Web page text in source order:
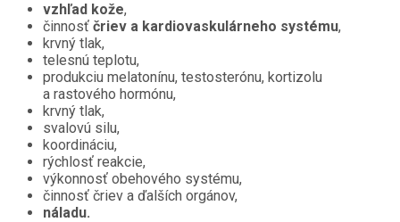
vzhľad kože,
činnosť čriev a kardiovaskulárneho systému,
krvný tlak,
telesnú teplotu,
produkciu melatonínu, testosterónu, kortizolu
a rastového hormónu,
krvný tlak,
svalovú silu,
koordináciu,
rýchlosť reakcie,
výkonnosť obehového systému,
činnosť čriev a ďalších orgánov,
náladu.